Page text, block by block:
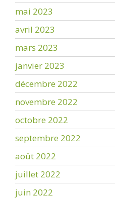
mai 2023
avril 2023
mars 2023
janvier 2023
décembre 2022
novembre 2022
octobre 2022
septembre 2022
août 2022
juillet 2022
juin 2022